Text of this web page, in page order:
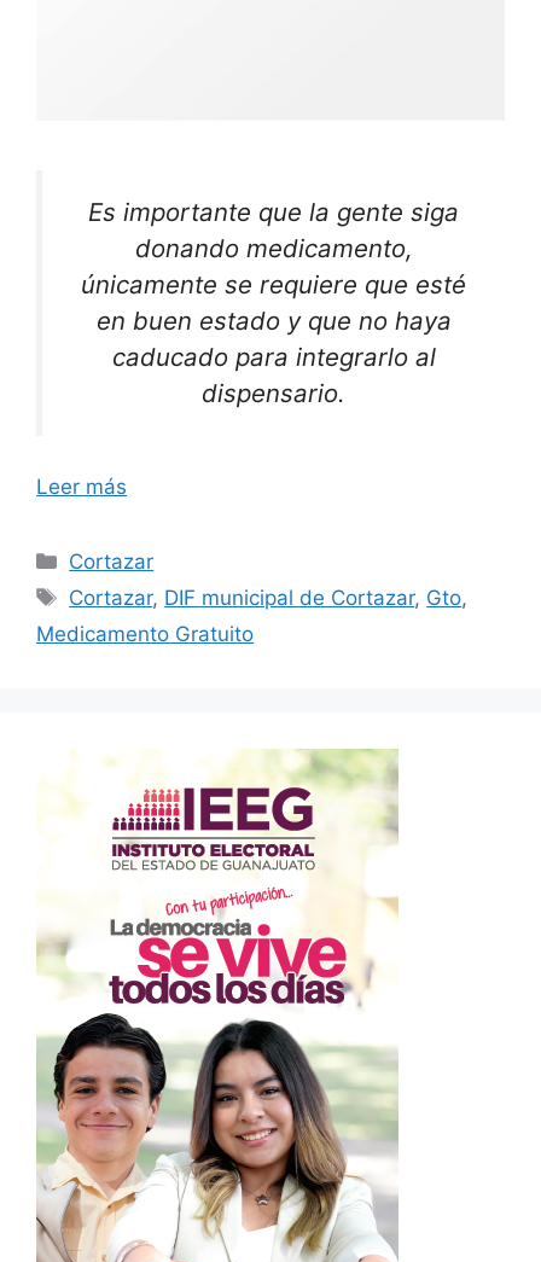
Es importante que la gente siga
donando medicamento,
únicamente se requiere que esté
en buen estado y que no haya
caducado para integrarlo al
dispensario.
Leer más
Categorías
Cortazar
Etiquetas
Cortazar, DIF municipal de Cortazar, Gto,
Medicamento Gratuito